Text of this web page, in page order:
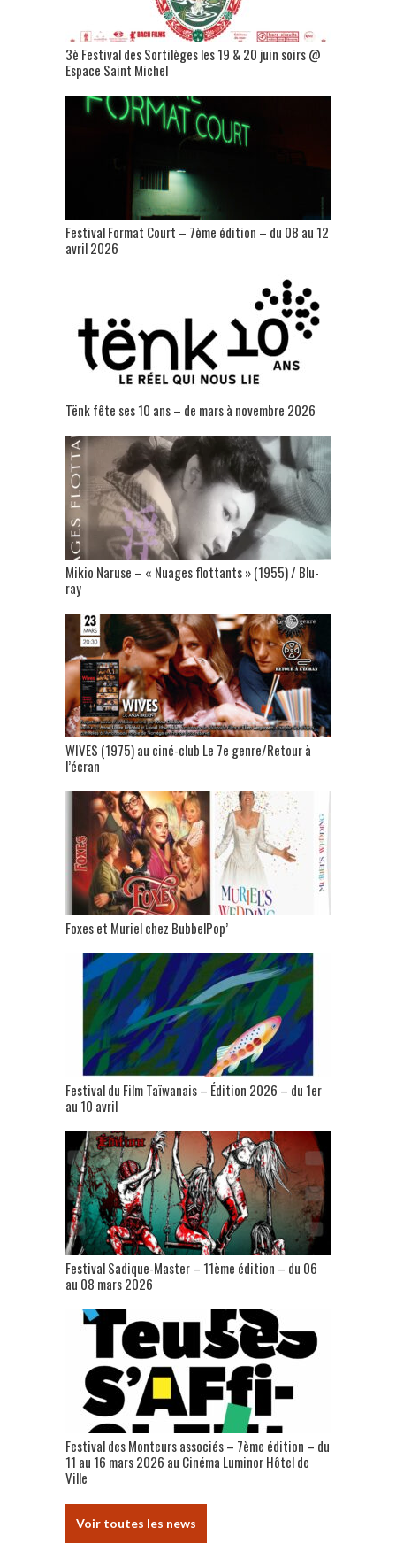
3è Festival des Sortilèges les 19 & 20 juin soirs @
Espace Saint Michel
Festival Format Court – 7ème édition – du 08 au 12
avril 2026
Tënk fête ses 10 ans – de mars à novembre 2026
Mikio Naruse – « Nuages flottants » (1955) / Blu-
ray
WIVES (1975) au ciné-club Le 7e genre/Retour à
l’écran
Foxes et Muriel chez BubbelPop’
Festival du Film Taïwanais – Édition 2026 – du 1er
au 10 avril
Festival Sadique-Master – 11ème édition – du 06
au 08 mars 2026
Festival des Monteurs associés – 7ème édition – du
11 au 16 mars 2026 au Cinéma Luminor Hôtel de
Ville
Voir toutes les news